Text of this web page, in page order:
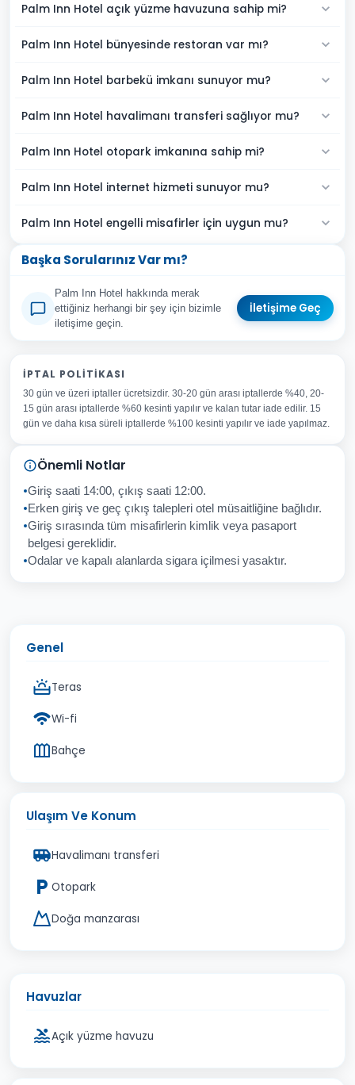
Palm Inn Hotel açık yüzme havuzuna sahip mi?
Palm Inn Hotel bünyesinde restoran var mı?
Palm Inn Hotel barbekü imkanı sunuyor mu?
Palm Inn Hotel havalimanı transferi sağlıyor mu?
Palm Inn Hotel otopark imkanına sahip mi?
Palm Inn Hotel internet hizmeti sunuyor mu?
Palm Inn Hotel engelli misafirler için uygun mu?
Başka Sorularınız Var mı?
Palm Inn Hotel hakkında merak
ettiğiniz herhangi bir şey için bizimle
iletişime geçin.
İletişime Geç
Adınız Soyadınız
E-posta Adresiniz
Konu
Sorunuz
İptal Gönder
İPTAL POLITIKASI
30 gün ve üzeri iptaller ücretsizdir. 30-20 gün arası iptallerde %40, 20-
15 gün arası iptallerde %60 kesinti yapılır ve kalan tutar iade edilir. 15
gün ve daha kısa süreli iptallerde %100 kesinti yapılır ve iade yapılmaz.
Önemli Notlar
Giriş saati 14:00, çıkış saati 12:00.
Erken giriş ve geç çıkış talepleri otel müsaitliğine bağlıdır.
Giriş sırasında tüm misafirlerin kimlik veya pasaport
belgesi gereklidir.
Odalar ve kapalı alanlarda sigara içilmesi yasaktır.
Genel
Teras
Wi-fi
Bahçe
Ulaşım Ve Konum
Havalimanı transferi
Otopark
Doğa manzarası
Havuzlar
Açık yüzme havuzu